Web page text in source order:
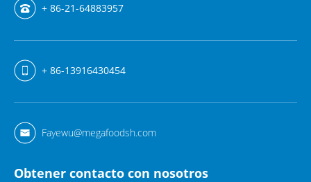
+ 86-21-64883957
+ 86-13916430454
Fayewu@megafoodsh.com
Obtener contacto con nosotros